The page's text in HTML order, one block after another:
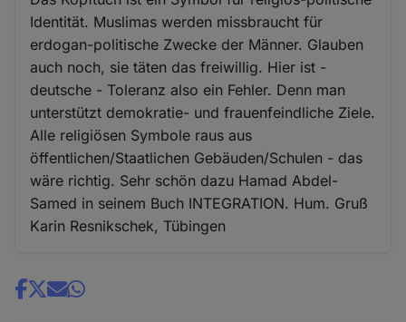
Identität. Muslimas werden missbraucht für
erdogan-politische Zwecke der Männer. Glauben
auch noch, sie täten das freiwillig. Hier ist -
deutsche - Toleranz also ein Fehler. Denn man
unterstützt demokratie- und frauenfeindliche Ziele.
Alle religiösen Symbole raus aus
öffentlichen/Staatlichen Gebäuden/Schulen - das
wäre richtig. Sehr schön dazu Hamad Abdel-
Samed in seinem Buch INTEGRATION. Hum. Gruß
Karin Resnikschek, Tübingen
Share